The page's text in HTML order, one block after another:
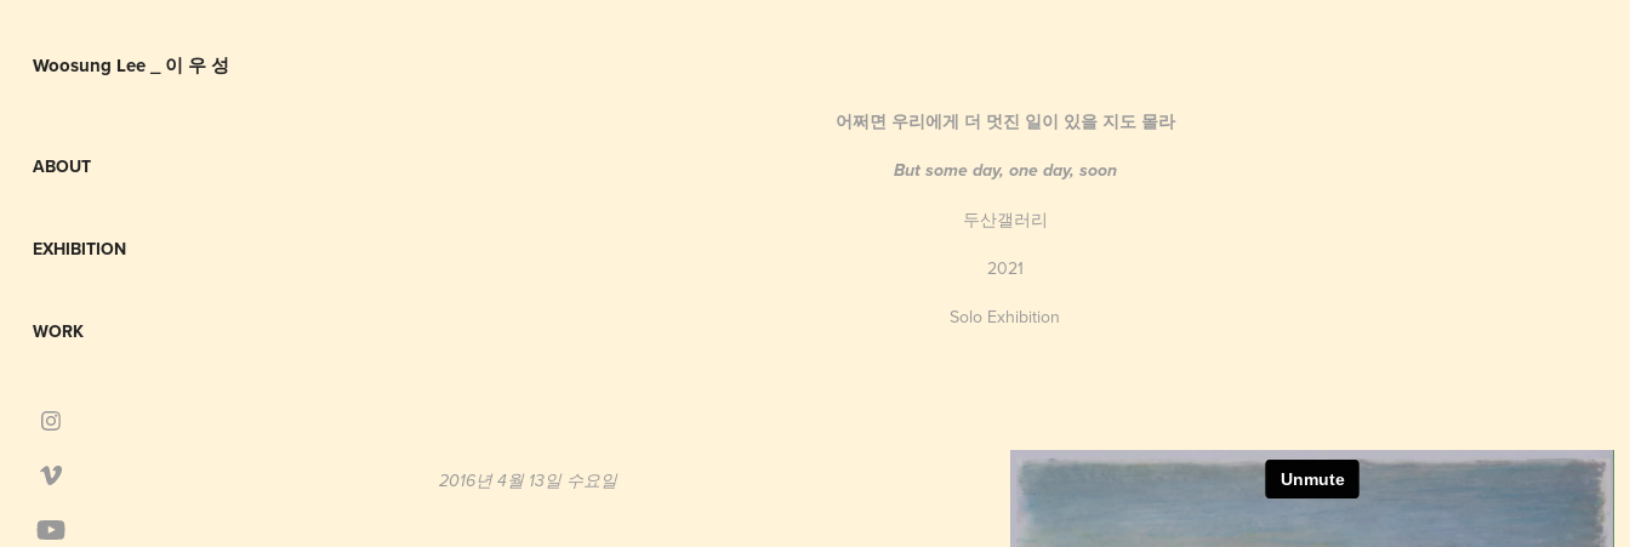
Woosung Lee _ 이 우 성
ABOUT
EXHIBITION
WORK
어쩌면 우리에게 더 멋진 일이 있을 지도 몰라
But some day, one day, soon
두산갤러리
2021
Solo Exhibition
2016년 4월 13일 수요일